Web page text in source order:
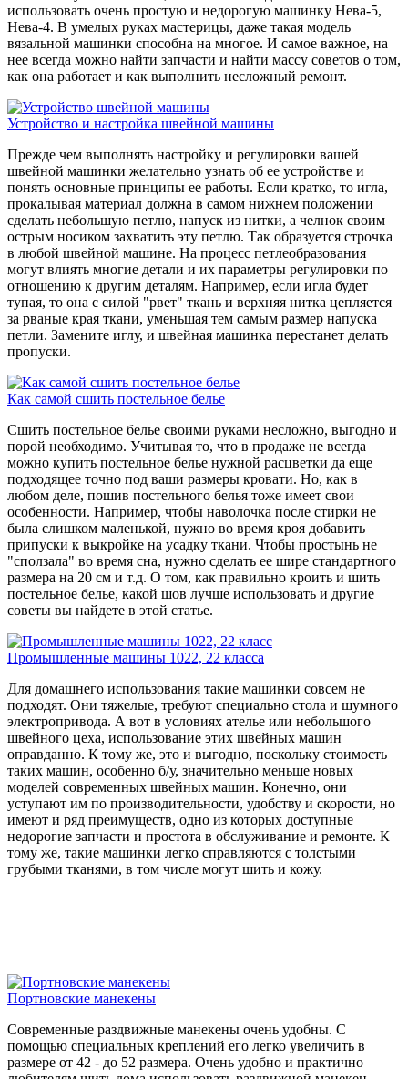
использовать очень простую и недорогую машинку Нева-5,
Нева-4. В умелых руках мастерицы, даже такая модель
вязальной машинки способна на многое. И самое важное, на
нее всегда можно найти запчасти и найти массу советов о том,
как она работает и как выполнить несложный ремонт.
Устройство и настройка швейной машины
Прежде чем выполнять настройку и регулировки вашей
швейной машинки желательно узнать об ее устройстве и
понять основные принципы ее работы. Если кратко, то игла,
прокалывая материал должна в самом нижнем положении
сделать небольшую петлю, напуск из нитки, а челнок своим
острым носиком захватить эту петлю. Так образуется строчка
в любой швейной машине. На процесс петлеобразования
могут влиять многие детали и их параметры регулировки по
отношению к другим деталям. Например, если игла будет
тупая, то она с силой "рвет" ткань и верхняя нитка цепляется
за рваные края ткани, уменьшая тем самым размер напуска
петли. Замените иглу, и швейная машинка перестанет делать
пропуски.
Как самой сшить постельное белье
Сшить постельное белье своими руками несложно, выгодно и
порой необходимо. Учитывая то, что в продаже не всегда
можно купить постельное белье нужной расцветки да еще
подходящее точно под ваши размеры кровати. Но, как в
любом деле, пошив постельного белья тоже имеет свои
особенности. Например, чтобы наволочка после стирки не
была слишком маленькой, нужно во время кроя добавить
припуски к выкройке на усадку ткани. Чтобы простынь не
"сползала" во время сна, нужно сделать ее шире стандартного
размера на 20 см и т.д. О том, как правильно кроить и шить
постельное белье, какой шов лучше использовать и другие
советы вы найдете в этой статье.
Промышленные машины 1022, 22 класса
Для домашнего использования такие машинки совсем не
подходят. Они тяжелые, требуют специально стола и шумного
электропривода. А вот в условиях ателье или небольшого
швейного цеха, использование этих швейных машин
оправданно. К тому же, это и выгодно, поскольку стоимость
таких машин, особенно б/у, значительно меньше новых
моделей современных швейных машин. Конечно, они
уступают им по производительности, удобству и скорости, но
имеют и ряд преимуществ, одно из которых доступные
недорогие запчасти и простота в обслуживание и ремонте. К
тому же, такие машинки легко справляются с толстыми
грубыми тканями, в том числе могут шить и кожу.
Портновские манекены
Современные раздвижные манекены очень удобны. С
помощью специальных креплений его легко увеличить в
размере от 42 - до 52 размера. Очень удобно и практично